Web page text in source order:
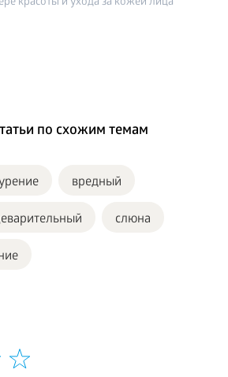
красоты и ухода за кожей лица
по схожим темам
вредный
слюна